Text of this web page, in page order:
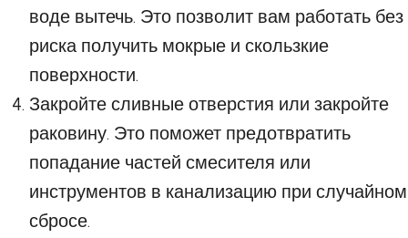
воде вытечь. Это позволит вам работать без
риска получить мокрые и скользкие
поверхности.
Закройте сливные отверстия или закройте
раковину. Это поможет предотвратить
попадание частей смесителя или
инструментов в канализацию при случайном
сбросе.